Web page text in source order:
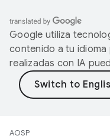
Google utiliza
contenido a tu
realizadas con IA
AOSP